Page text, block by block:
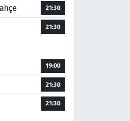
21:30
21:30
19:00
21:30
21:30